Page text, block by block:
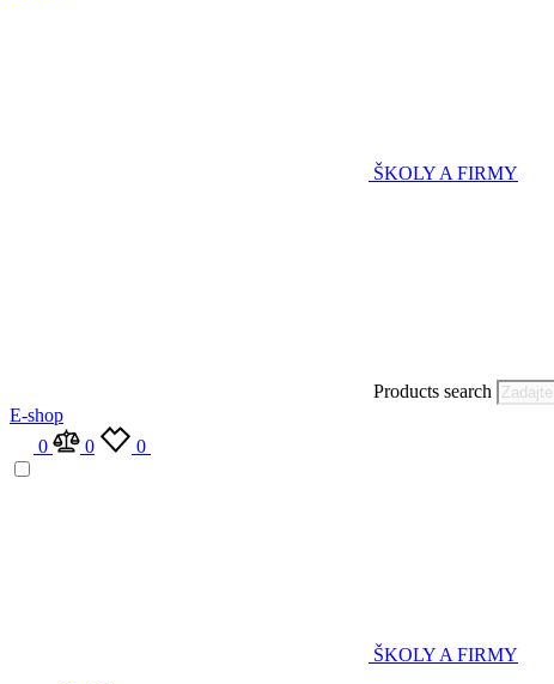
ŠKOLY A FIRMY
Products search
E-shop
0
0 0
ŠKOLY A FIRMY